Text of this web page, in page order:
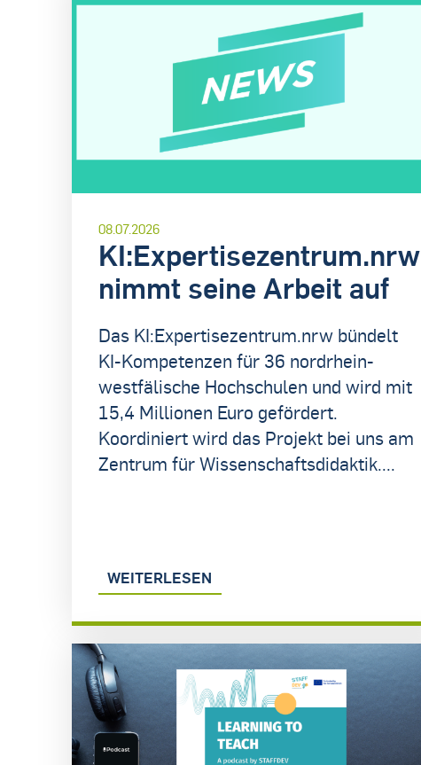
08.07.2026
KI:Expertisezentrum.nrw
nimmt seine Arbeit auf
Das KI:Expertisezentrum.nrw bündelt
KI-Kompetenzen für 36 nordrhein-
westfälische Hochschulen und wird mit
15,4 Millionen Euro gefördert.
Koordiniert wird das Projekt bei uns am
Zentrum für Wissenschaftsdidaktik....
WEITERLESEN